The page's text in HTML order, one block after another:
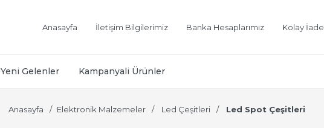
Anasayfa İletişim Bilgilerimiz Banka Hesaplarımız Kolay İade
Yeni Gelenler Kampanyali Ürünler
Anasayfa Elektronik Malzemeler Led Çeşitleri Led Spot Çeşitleri